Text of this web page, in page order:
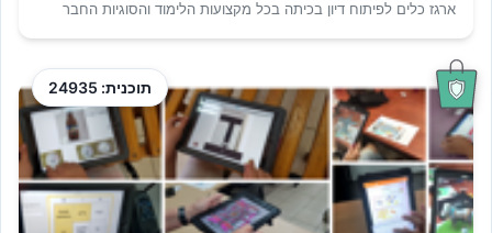
ארגז כלים לפיתוח דיון בכיתה בכל מקצועות הלימוד והסוגיות החבר
תוכנית: 24935